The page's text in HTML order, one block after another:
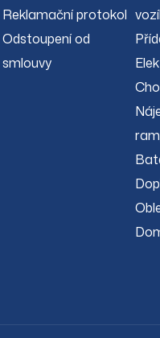
Reklamační protokol
Odstoupení od
smlouvy